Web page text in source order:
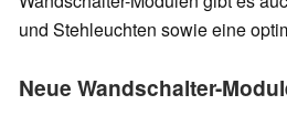
und Stehleuchten sowie eine
Neue Wandschalter-